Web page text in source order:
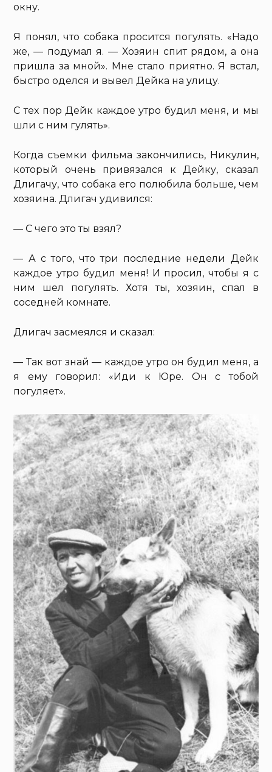
окну.
Я понял, что собака просится погулять. «Надо
же, — подумал я. — Хозяин спит рядом, а она
пришла за мной». Мне стало приятно. Я встал,
быстро оделся и вывел Дейка на улицу.
С тех пор Дейк каждое утро будил меня, и мы
шли с ним гулять».
Когда съемки фильма закончились, Никулин,
который очень привязался к Дейку, сказал
Длигачу, что собака его полюбила больше, чем
хозяина. Длигач удивился:
— С чего это ты взял?
— А с того, что три последние недели Дейк
каждое утро будил меня! И просил, чтобы я с
ним шел погулять. Хотя ты, хозяин, спал в
соседней комнате.
Длигач засмеялся и сказал:
— Так вот знай — каждое утро он будил меня, а
я ему говорил: «Иди к Юре. Он с тобой
погуляет».